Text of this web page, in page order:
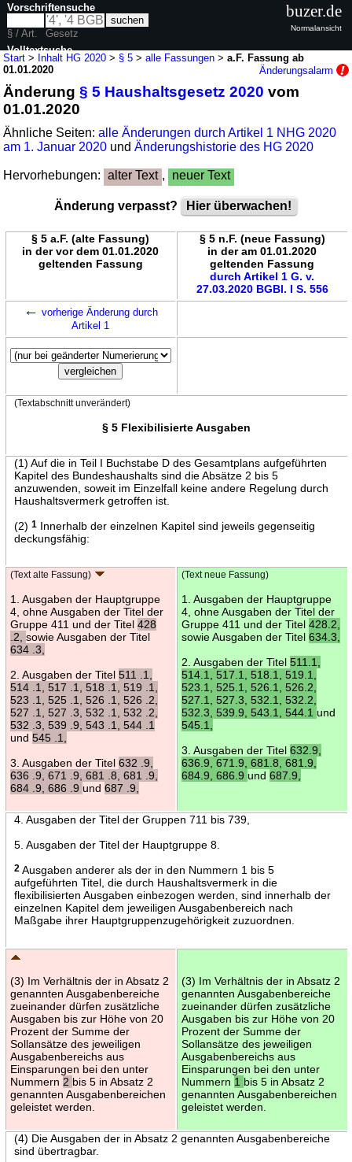
Start > Inhalt HG 2020 > § 5 >alle Fassungen >a.F. Fassung ab
01.01.2020
Änderungsalarm
Änderung§ 5 Haushaltsgesetz 2020 vom
01.01.2020
Ähnliche Seiten:alle Änderungen durch Artikel 1 NHG 2020
am 1. Januar 2020 undÄnderungshistorie des HG 2020
Hervorhebungen: alter Text , neuer Text
Änderung verpasst? Hier überwachen!
§ 5 a.F. (alte Fassung)
in der vor dem 01.01.2020
geltenden Fassung
§ 5 n.F. (neue Fassung)
in der am 01.01.2020
geltenden Fassung
durch Artikel 1 G. v.
27.03.2020 BGBl. I S. 556
← vorherige Änderung durch
Artikel 1
(Textabschnitt unverändert)
§ 5 Flexibilisierte Ausgaben
(1) Auf die in Teil I Buchstabe D des Gesamtplans aufgeführten
Kapitel des Bundeshaushalts sind die Absätze 2 bis 5
anzuwenden, soweit im Einzelfall keine andere Regelung durch
Haushaltsvermerk getroffen ist.
(2) 1Innerhalb der einzelnen Kapitel sind jeweils gegenseitig
deckungsfähig:
(Text alte Fassung)
1. Ausgaben der Hauptgruppe
4, ohne Ausgaben der Titel der
Gruppe 411 und der Titel 428
.2, sowie Ausgaben der Titel
634 .3,
2. Ausgaben der Titel 511 .1,
514 .1, 517 .1, 518 .1, 519 .1,
523 .1, 525 .1, 526 .1, 526 .2,
527 .1, 527 .3, 532 .1, 532 .2,
532 .3, 539 .9, 543 .1, 544 .1
und 545 .1,
3. Ausgaben der Titel 632 .9,
636 .9, 671 .9, 681 .8, 681 .9,
684 .9, 686 .9 und 687 .9,
(Text neue Fassung)
1. Ausgaben der Hauptgruppe
4, ohne Ausgaben der Titel der
Gruppe 411 und der Titel 428.2,
sowie Ausgaben der Titel 634.3,
2. Ausgaben der Titel 511.1,
514.1, 517.1, 518.1, 519.1,
523.1, 525.1, 526.1, 526.2,
527.1, 527.3, 532.1, 532.2,
532.3, 539.9, 543.1, 544.1 und
545.1,
3. Ausgaben der Titel 632.9,
636.9, 671.9, 681.8, 681.9,
684.9, 686.9 und 687.9,
4. Ausgaben der Titel der Gruppen 711 bis 739,
5. Ausgaben der Titel der Hauptgruppe 8.
2Ausgaben anderer als der in den Nummern 1 bis 5
aufgeführten Titel, die durch Haushaltsvermerk in die
flexibilisierten Ausgaben einbezogen werden, sind innerhalb der
einzelnen Kapitel dem jeweiligen Ausgabenbereich nach
Maßgabe ihrer Hauptgruppenzugehörigkeit zuzuordnen.
(3) Im Verhältnis der in Absatz 2
genannten Ausgabenbereiche
zueinander dürfen zusätzliche
Ausgaben bis zur Höhe von 20
Prozent der Summe der
Sollansätze des jeweiligen
Ausgabenbereichs aus
Einsparungen bei den unter
Nummern 2 bis 5 in Absatz 2
genannten Ausgabenbereichen
geleistet werden.
(3) Im Verhältnis der in Absatz 2
genannten Ausgabenbereiche
zueinander dürfen zusätzliche
Ausgaben bis zur Höhe von 20
Prozent der Summe der
Sollansätze des jeweiligen
Ausgabenbereichs aus
Einsparungen bei den unter
Nummern 1 bis 5 in Absatz 2
genannten Ausgabenbereichen
geleistet werden.
(4) Die Ausgaben der in Absatz 2 genannten Ausgabenbereiche
sind übertragbar.
Vorschriftensuche
§ / Art.
Gesetz
Volltextsuche
buzer.de
Normalansicht